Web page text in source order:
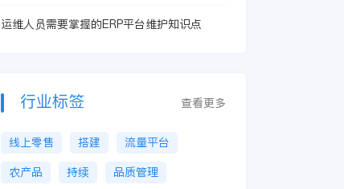
运维人员需要掌握的ERP平台维护知识点
行业标签 查看更多
线上零售 搭建
流量平台
农产品
持续
品质管理